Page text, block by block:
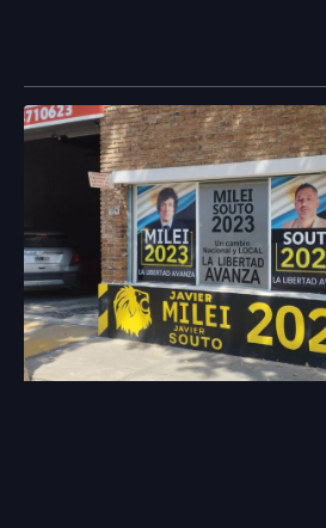
PagePagePagePagePage